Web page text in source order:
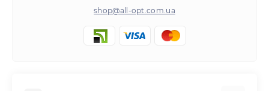
shop@all-opt.com.ua